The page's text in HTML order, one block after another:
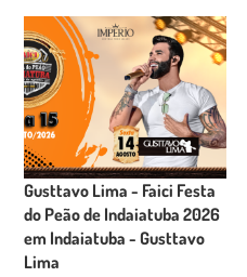
Gusttavo Lima - Faici Festa
do Peão de Indaiatuba 2026
em Indaiatuba - Gusttavo
Lima